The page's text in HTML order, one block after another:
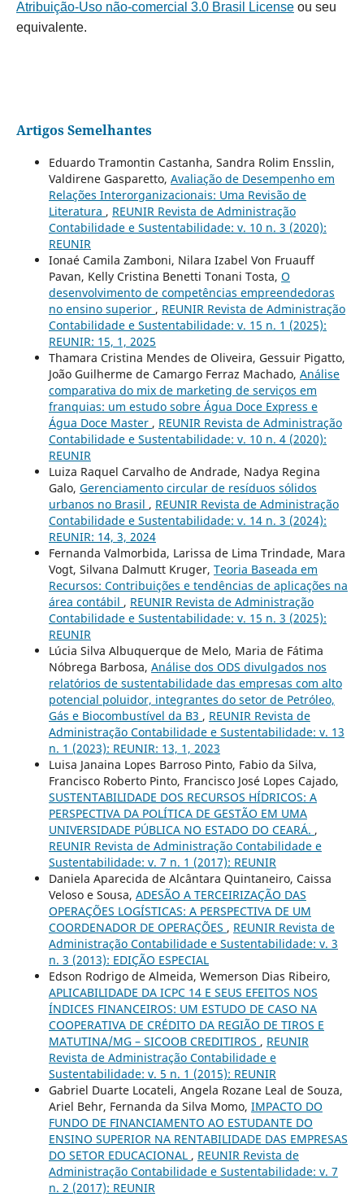
Atribuição-Uso não-comercial 3.0 Brasil Licenseou seu
equivalente.
Artigos Semelhantes
Eduardo Tramontin Castanha, Sandra Rolim Ensslin,
Valdirene Gasparetto, Avaliação de Desempenho em
Relações Interorganizacionais: Uma Revisão de
Literatura , REUNIR Revista de Administração
Contabilidade e Sustentabilidade: v. 10 n. 3 (2020):
REUNIR
Ionaé Camila Zamboni, Nilara Izabel Von Fruauff
Pavan, Kelly Cristina Benetti Tonani Tosta, O
desenvolvimento de competências empreendedoras
no ensino superior , REUNIR Revista de Administração
Contabilidade e Sustentabilidade: v. 15 n. 1 (2025):
REUNIR: 15, 1, 2025
Thamara Cristina Mendes de Oliveira, Gessuir Pigatto,
João Guilherme de Camargo Ferraz Machado, Análise
comparativa do mix de marketing de serviços em
franquias: um estudo sobre Água Doce Express e
Água Doce Master , REUNIR Revista de Administração
Contabilidade e Sustentabilidade: v. 10 n. 4 (2020):
REUNIR
Luiza Raquel Carvalho de Andrade, Nadya Regina
Galo, Gerenciamento circular de resíduos sólidos
urbanos no Brasil , REUNIR Revista de Administração
Contabilidade e Sustentabilidade: v. 14 n. 3 (2024):
REUNIR: 14, 3, 2024
Fernanda Valmorbida, Larissa de Lima Trindade, Mara
Vogt, Silvana Dalmutt Kruger, Teoria Baseada em
Recursos: Contribuições e tendências de aplicações na
área contábil , REUNIR Revista de Administração
Contabilidade e Sustentabilidade: v. 15 n. 3 (2025):
REUNIR
Lúcia Silva Albuquerque de Melo, Maria de Fátima
Nóbrega Barbosa, Análise dos ODS divulgados nos
relatórios de sustentabilidade das empresas com alto
potencial poluidor, integrantes do setor de Petróleo,
Gás e Biocombustível da B3 , REUNIR Revista de
Administração Contabilidade e Sustentabilidade: v. 13
n. 1 (2023): REUNIR: 13, 1, 2023
Luisa Janaina Lopes Barroso Pinto, Fabio da Silva,
Francisco Roberto Pinto, Francisco José Lopes Cajado,
SUSTENTABILIDADE DOS RECURSOS HÍDRICOS: A
PERSPECTIVA DA POLÍTICA DE GESTÃO EM UMA
UNIVERSIDADE PÚBLICA NO ESTADO DO CEARÁ. ,
REUNIR Revista de Administração Contabilidade e
Sustentabilidade: v. 7 n. 1 (2017): REUNIR
Daniela Aparecida de Alcântara Quintaneiro, Caissa
Veloso e Sousa, ADESÃO A TERCEIRIZAÇÃO DAS
OPERAÇÕES LOGÍSTICAS: A PERSPECTIVA DE UM
COORDENADOR DE OPERAÇÕES , REUNIR Revista de
Administração Contabilidade e Sustentabilidade: v. 3
n. 3 (2013): EDIÇÃO ESPECIAL
Edson Rodrigo de Almeida, Wemerson Dias Ribeiro,
APLICABILIDADE DA ICPC 14 E SEUS EFEITOS NOS
ÍNDICES FINANCEIROS: UM ESTUDO DE CASO NA
COOPERATIVA DE CRÉDITO DA REGIÃO DE TIROS E
MATUTINA/MG – SICOOB CREDITIROS , REUNIR
Revista de Administração Contabilidade e
Sustentabilidade: v. 5 n. 1 (2015): REUNIR
Gabriel Duarte Locateli, Angela Rozane Leal de Souza,
Ariel Behr, Fernanda da Silva Momo, IMPACTO DO
FUNDO DE FINANCIAMENTO AO ESTUDANTE DO
ENSINO SUPERIOR NA RENTABILIDADE DAS EMPRESAS
DO SETOR EDUCACIONAL , REUNIR Revista de
Administração Contabilidade e Sustentabilidade: v. 7
n. 2 (2017): REUNIR